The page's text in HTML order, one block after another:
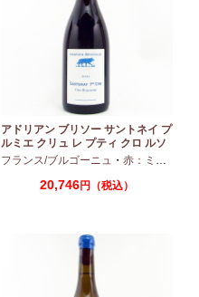
アドリアン ブリソー サントネイ プ
ルミエ クリュ レ プティ クロ ルソ
ー 2024 750ml
フランス/ブルゴーニュ ・ 赤：ミディアムボディ
20,746円（税込）